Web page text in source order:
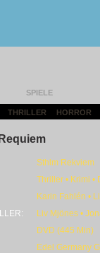
SPIELE
THRILLER HORROR
Sthlm Rekviem
Thriller • Krimi •
Karin Fahlén •
Liv Mjönes •
DVD (445 Min)
Edel Germany